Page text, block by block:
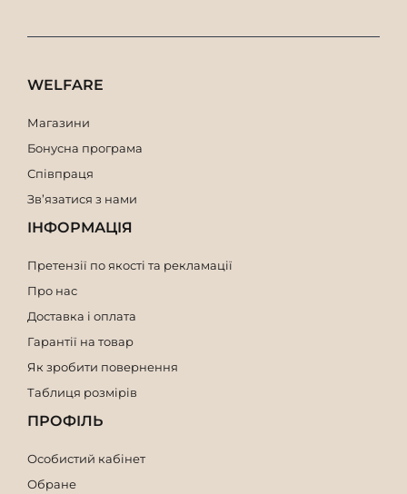
WELFARE
Магазини
Бонусна програма
Співпраця
Зв’язатися з нами
ІНФОРМАЦІЯ
Претензії по якості та рекламації
Про нас
Доставка і оплата
Гарантії на товар
Як зробити повернення
Таблиця розмірів
ПРОФІЛЬ
Особистий кабінет
Обране